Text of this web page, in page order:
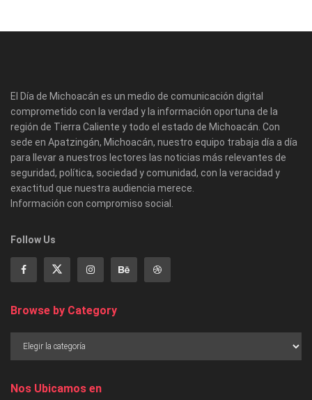
El Día de Michoacán es un medio de comunicación digital
comprometido con la verdad y la información oportuna de la
región de Tierra Caliente y todo el estado de Michoacán. Con
sede en Apatzingán, Michoacán, nuestro equipo trabaja día a día
para llevar a nuestros lectores las noticias más relevantes de
seguridad, política, sociedad y comunidad, con la veracidad y
exactitud que nuestra audiencia merece.
Información con compromiso social.
Follow Us
Browse by Category
Nos Ubicamos en